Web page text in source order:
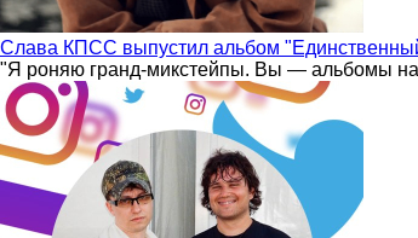
Слава КПСС выпустил альбом
"Я роняю гранд-микстейпы. Вы — альбомы